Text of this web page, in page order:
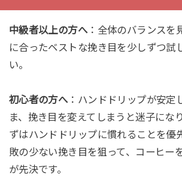
中級者以上の方へ：全体のバランスを
に合ったベストな挽き目を少しずつ試
い。
初心者の方へ：ハンドドリップが安定
ま、挽き目を変えてしまうと迷子にな
ずはハンドドリップに慣れることを優
敗の少ない挽き目を狙って、コーヒー
が先決です。